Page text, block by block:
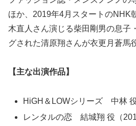
ほか、2019年4月スタートのNHK
木直人さん演じる柴田剛男の息子
グされた清原翔さんが衣更月蒼馬
【主な出演作品】
HiGH＆LOWシリーズ 中林 役
レンタルの恋 結城翔 役（